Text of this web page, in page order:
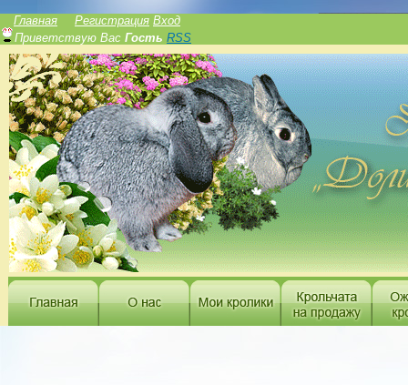
Главная
Регистрация Вход
Приветствую Вас Гость RSS